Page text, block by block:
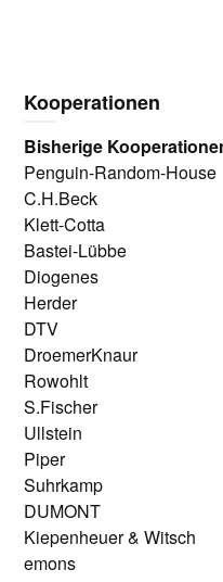
Kooperationen
Bisherige
Penguin-Random-House
C.H.Beck
Klett-Cotta
Bastei-Lübbe
Diogenes
Herder
DTV
DroemerKnaur
Rowohlt
S.Fischer
Ullstein
Piper
Suhrkamp
DUMONT
Kiepenheuer & Witsch
emons